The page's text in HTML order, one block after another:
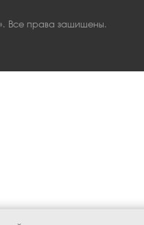
Все права защищены.